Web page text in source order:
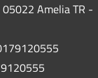
Amelia TR -